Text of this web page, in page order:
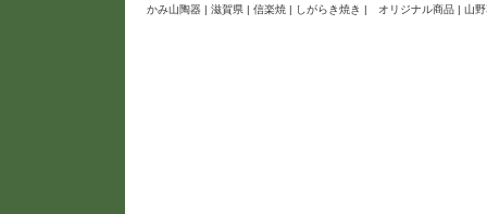
かみ山陶器 | 滋賀県 | 信楽焼 | しがらき焼き | オリジナル商品 | 山